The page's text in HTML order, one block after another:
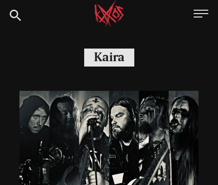
Siirry
suoraan
Kaaoszine
Kaira